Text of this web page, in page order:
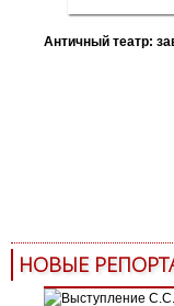
Античный театр:
НОВЫЕ